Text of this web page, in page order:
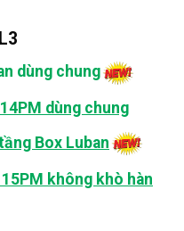
dùng chung
dùng chung
Box Luban
15PM không khò hàn